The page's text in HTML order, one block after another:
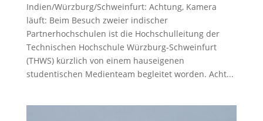
Indien/Würzburg/Schweinfurt: Achtung, Kamera
läuft: Beim Besuch zweier indischer
Partnerhochschulen ist die Hochschulleitung der
Technischen Hochschule Würzburg-Schweinfurt
(THWS) kürzlich von einem hauseigenen
studentischen Medienteam begleitet worden. Acht...